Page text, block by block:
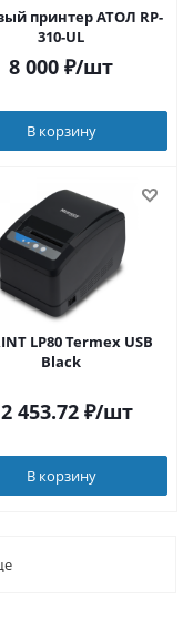
принтер АТОЛ RP-
310-UL
8 000 ₽/шт
В корзину
LP80 Termex USB
Black
453.72₽/шт
В корзину